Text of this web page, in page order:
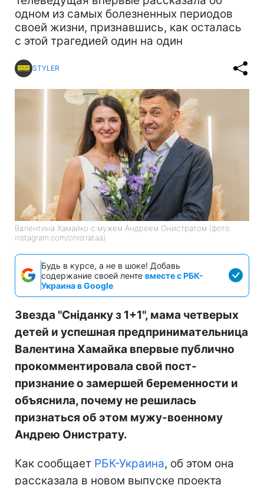
одном из самых болезненных периодов
своей жизни, признавшись, как осталась
с этой трагедией один на один
STYLER
Валентина Хамайко с мужем Андреем Онистратом (фото:
instagram.com/onistrataa)
Будь в курсе, а не в шоке! Добавь
содержание своей ленте вместе с РБК-
Украина в Google
Звезда "Сніданку з 1+1", мама четверых
детей и успешная предпринимательница
Валентина Хамайка впервые публично
прокомментировала свой пост-
признание о замершей беременности и
объяснила, почему не решилась
признаться об этом мужу-военному
Андрею Онистрату.
Как сообщает РБК-Украина, об этом она
рассказала в новом выпуске проекта